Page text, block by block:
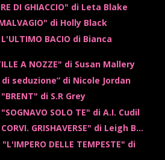
DI GHIACCIO" di Leta Blake
di Holly Black
BACIO di Bianca
A NOZZE" di Susan Mallery
seduzione” di Nicole Jordan
di S.R Grey
SOLO TE" di A.I. Cudil
GRISHAVERSE" di Leigh B...
DELLE TEMPESTE" di